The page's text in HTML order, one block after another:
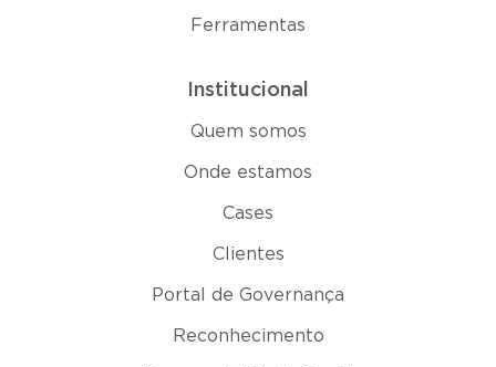
Ferramentas
Institucional
Quem somos
Onde estamos
Cases
Clientes
Portal de Governança
Reconhecimento